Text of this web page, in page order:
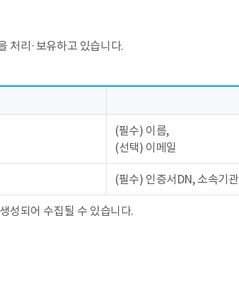
처리·보유하고 있습니다.
(필수) 이름,
(선택) 이메일
(필수) 인증서DN, 소속기관
성되어 수집될 수 있습니다.